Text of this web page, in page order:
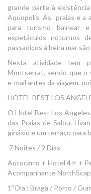
grande parte à
Aquopolis. As praias e a
para turismo balnear
espetáculos noturnos
passadiços à beira mar
Nesta atividade tem
Montserrat, sendo que o
e-mail antes da viagem,
HOTEL BEST LOS
O Hotel Best Los
das Praias de Salou,
ginásio e um terraço para
7 Noites / 9 Dias
Autocarro + Hotel 4⭐ +
Acompanhante
1º Dia : Braga / Porto /